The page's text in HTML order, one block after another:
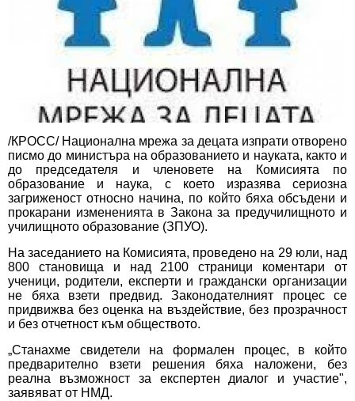
/КРОСС/ Национална мрежа за децата изпрати отворено
писмо до министъра на образованието и науката, както и
до председателя и членовете на Комисията по
образование и наука, с което изразява сериозна
загриженост относно начина, по който бяха обсъдени и
прокарани измененията в Закона за предучилищното и
училищното образование (ЗПУО).
На заседанието на Комисията, проведено на 29 юли, над
800 становища и над 2100 страници коментари от
ученици, родители, експерти и граждански организации
не бяха взети предвид. Законодателният процес се
придвижва без оценка на въздействие, без прозрачност
и без отчетност към обществото.
„Станахме свидетели на формален процес, в който
предварително взети решения бяха наложени, без
реална възможност за експертен диалог и участие",
заявяват от НМД.